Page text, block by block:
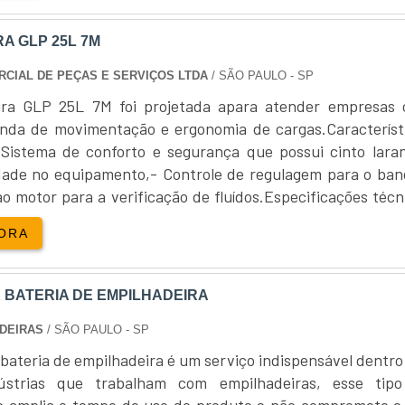
que o bom funcionamento aconteça, é
das peças para empilhadeiras que podem
troca e começar a pesquisa de peças. Abaixo, é
as vantagens em contar com o serviço:Melhor
de alta qualidade;O produto pode ser
outros.É IMPORTANTE COMPRAR PEÇAS
DE QUALIDADEA JIT Empilhadeiras é uma
desenvolver produtos e serviços com a mais alta
nos serviços e o atendimento ao cliente. Tudo
quaisquer eventualidades em nossos equipamentos,
os processos para minimizar o tempo de parada
GLP 25L 7M
DE PEÇAS E SERVIÇOS LTDA/ SÃO PAULO - SP
GLP 25L 7M foi projetada apara atender empresas
de movimentação e ergonomia de
de conforto e segurança que possui cinto
no equipamento,- Controle de regulagem para o
motor para a verificação de fluídos.Especificações
GLP 25L 7M fornecida pela Coparts- Fabricante
Aba....
BATERIA DE EMPILHADEIRA
/ SÃO PAULO - SP
de empilhadeira é um serviço indispensável dentro
que trabalham com empilhadeiras, esse